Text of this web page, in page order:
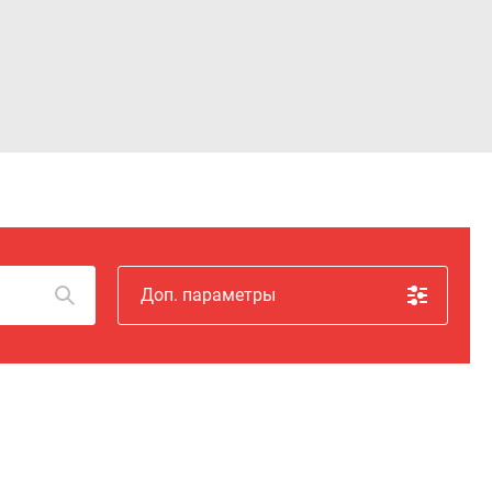
Доп. параметры